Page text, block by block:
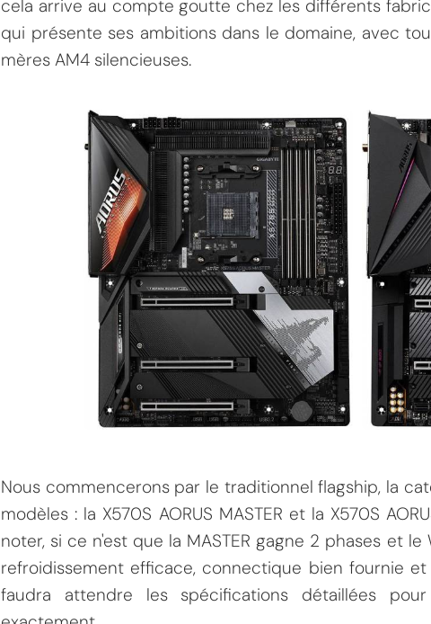
cela arrive au compte goutte chez les différents
qui présente ses ambitions dans le domaine, avec
mères AM4 silencieuses.
Nous commencerons par le traditionnel flagship, la
modèles : la X570S AORUS MASTER et la X570S
noter, si ce n'est que la MASTER gagne 2 phases et
refroidissement efficace, connectique bien fournie
faudra attendre les spécifications détaillées